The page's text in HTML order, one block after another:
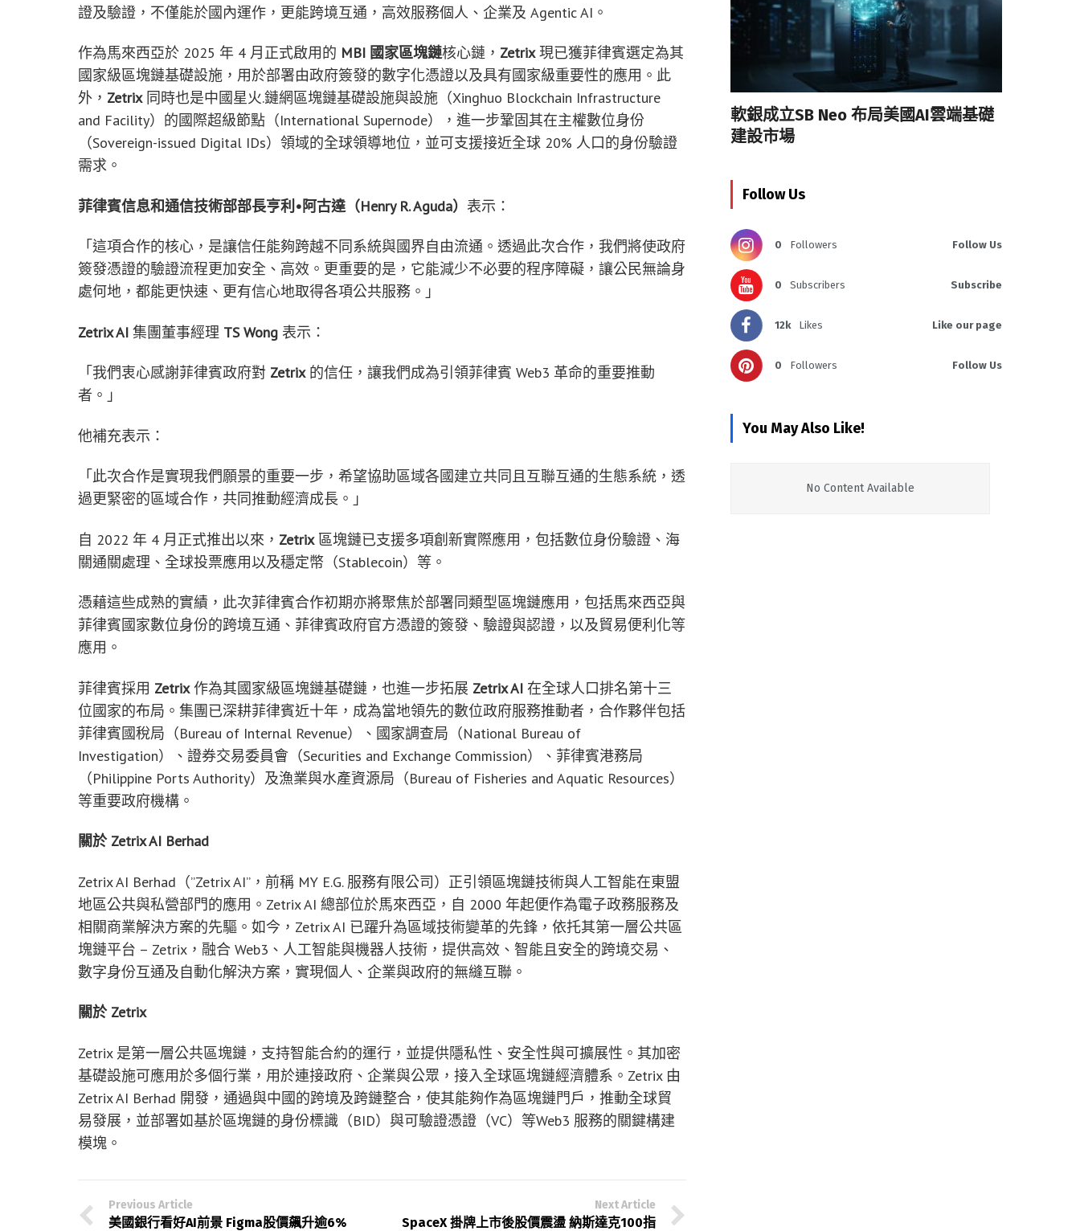
證及驗證，不僅能於國內運作，更能跨境互通，高效服務個人、企業及 Agentic AI。
作為馬來西亞於 2025 年 4 月正式啟用的 MBI 國家區塊鏈核心鏈， Zetrix現已獲菲律賓選定為其
國家級區塊鏈基礎設施， 用於部署由政府簽發的數字化憑證以及具有國家級重要性的應用 。此
外， Zetrix同時也是中國星火.鏈網區塊鏈基礎設施與設施（Xinghuo Blockchain Infrastructure
and Facility）的國際超級節點（International Supernode），進一步鞏固其在主權數位身份
（Sovereign-issued Digital IDs）領域的全球領導地位，並可支援接近全球 20% 人口的身份驗證
需求。
菲律賓信息和通信技術部部長亨利•阿古達（Henry R. Aguda） 表示：
「這項合作的核心，是讓信任能夠跨越不同系統與國界自由流通。透過此次合作，我們將使政府
簽發憑證的驗證流程更加安全、高效。更重要的是，它能減少不必要的程序障礙，讓公民無論身
處何地，都能更快速、更有信心地取得各項公共服務。」
Zetrix AI 集團董事經理 TS Wong 表示：
「我們衷心感謝菲律賓政府對 Zetrix的信任，讓我們成為引領菲律賓 Web3 革命的重要推動
者。」
他補充表示：
「此次合作是實現我們願景的重要一步，希望協助區域各國建立共同且互聯互通的生態系統，透
過更緊密的區域合作，共同推動經濟成長。」
自 2022 年 4 月正式推出以來， Zetrix區塊鏈已支援多項創新實際應用，包括數位身份驗證、海
關通關處理、全球投票應用以及穩定幣（Stablecoin）等。
憑藉這些成熟的實績，此次菲律賓合作初期亦將聚焦於部署同類型區塊鏈應用，包括馬來西亞與
菲律賓國家數位身份的跨境互通、菲律賓政府官方憑證的簽發、驗證與認證，以及貿易便利化等
應用。
菲律賓採用 Zetrix作為其國家級區塊鏈基礎鏈，也進一步拓展 Zetrix AI 在全球人口排名第十三
位國家的布局。集團已深耕菲律賓近十年，成為當地領先的數位政府服務推動者，合作夥伴包括
菲律賓國稅局（Bureau of Internal Revenue）、國家調查局（National Bureau of
Investigation）、證券交易委員會（Securities and Exchange Commission）、菲律賓港務局
（Philippine Ports Authority）及漁業與水產資源局（Bureau of Fisheries and Aquatic Resources）
等重要政府機構。
關於Zetrix AI Berhad
Zetrix AI Berhad（”Zetrix AI”，前稱 MY E.G. 服務有限公司）正引領區塊鏈技術與人工智能在東盟
地區公共與私營部門的應用。Zetrix AI 總部位於馬來西亞，自 2000 年起便作為電子政務服務及
相關商業解決方案的先驅。如今，Zetrix AI 已躍升為區域技術變革的先鋒，依托其第一層公共區
塊鏈平台 – Zetrix，融合 Web3、人工智能與機器人技術，提供高效、智能且安全的跨境交易、
數字身份互通及自動化解決方案，實現個人、企業與政府的無縫互聯。
關於Zetrix
Zetrix 是第一層公共區塊鏈，支持智能合約的運行，並提供隱私性、安全性與可擴展性。其加密
基礎設施可應用於多個行業，用於連接政府、企業與公眾，接入全球區塊鏈經濟體系。Zetrix 由
Zetrix AI Berhad 開發，通過與中國的跨境及跨鏈整合，使其能夠作為區塊鏈門戶，推動全球貿
易發展，並部署如基於區塊鏈的身份標識（BID）與可驗證憑證（VC）等Web3 服務的關鍵構建
模塊。
Previous Article
美國銀行看好AI前景 Figma股價飆升逾6%
Next Article
SpaceX 掛牌上市後股價震盪 納斯達克100指
軟銀成立SB Neo 布局美國AI雲端基礎
建設市場
Follow Us
0 Followers Follow Us
0 Subscribers Subscribe
12k Likes Like our page
0 Followers Follow Us
You May Also Like!
No Content Available